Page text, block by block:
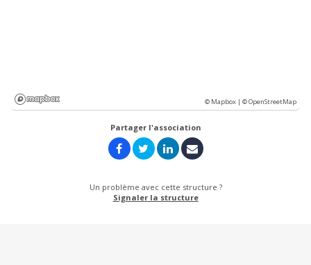
© Mapbox |© OpenStreetMap
Partager l'association
Un problème avec cette structure ?
Signaler la structure